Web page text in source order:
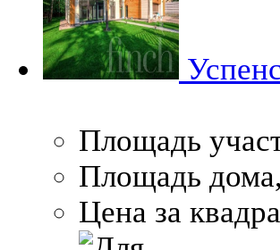
Площадь
Площадь
Цена за